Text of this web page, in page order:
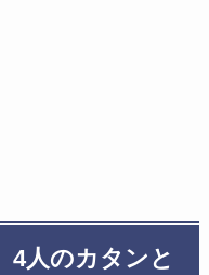
4人のカタンと